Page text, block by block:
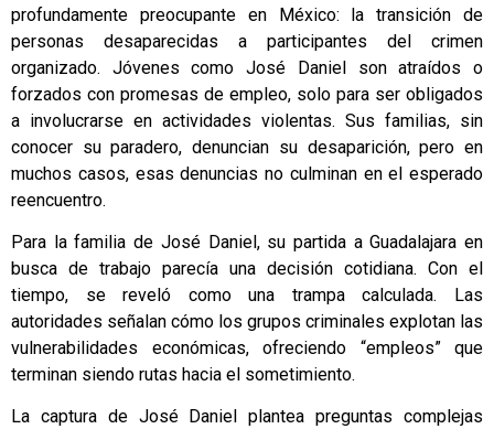
profundamente preocupante en México: la transición de
personas desaparecidas a participantes del crimen
organizado. Jóvenes como José Daniel son atraídos o
forzados con promesas de empleo, solo para ser obligados
a involucrarse en actividades violentas. Sus familias, sin
conocer su paradero, denuncian su desaparición, pero en
muchos casos, esas denuncias no culminan en el esperado
reencuentro.
Para la familia de José Daniel, su partida a Guadalajara en
busca de trabajo parecía una decisión cotidiana. Con el
tiempo, se reveló como una trampa calculada. Las
autoridades señalan cómo los grupos criminales explotan las
vulnerabilidades económicas, ofreciendo “empleos” que
terminan siendo rutas hacia el sometimiento.
La captura de José Daniel plantea preguntas complejas